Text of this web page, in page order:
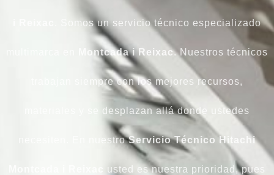
. Somos un servicio técnico especializado
Montcada i Reixac. Nuestros técnicos
trabajan siempre con los mejores recursos,
materiales y se desplazan allá donde ustedes
necesiten. En nuestroServicio Técnico Hitachi
usted es nuestra prioridad, pues